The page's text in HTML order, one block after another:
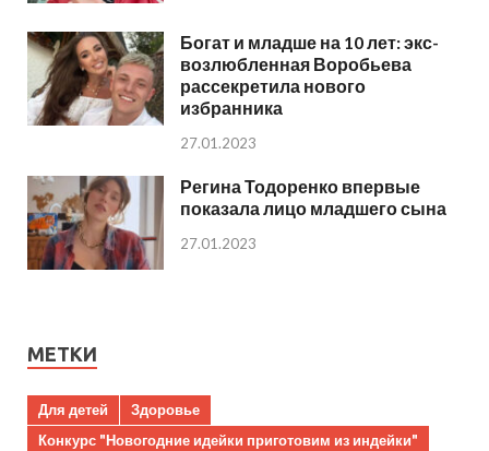
Богат и младше на 10 лет: экс-
возлюбленная Воробьева
рассекретила нового
избранника
27.01.2023
Регина Тодоренко впервые
показала лицо младшего сына
27.01.2023
МЕТКИ
Для детей
Здоровье
Конкурс "Новогодние идейки приготовим из индейки"